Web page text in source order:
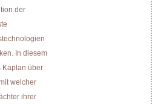
der
In diesem
Kaplan über
welcher
ihrer